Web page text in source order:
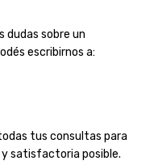
dudas sobre un
escribirnos a:
tus consultas para
satisfactoria posible.